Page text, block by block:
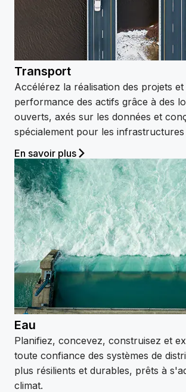
Transport
Accélérez la réalisation des projets
performance des actifs grâce à des
ouverts, axés sur les données et
spécialement pour les
En savoir plus
Eau
Planifiez, concevez, construisez et
toute confiance des systèmes de
plus résilients et durables, prêts à
climat.